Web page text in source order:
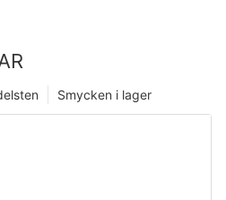
Smycken i lager